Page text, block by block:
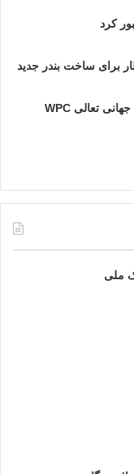
پتروشیمی نوری در جمع فینالیست‌های جایزه جهانی تعالی WPC
ملی